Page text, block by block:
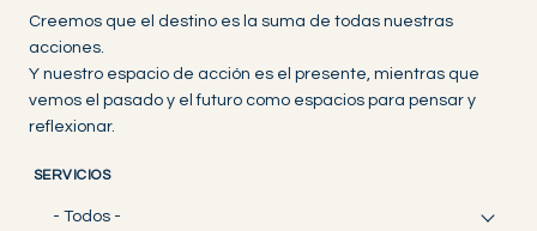
SERVICIOS
CONTEMPORARY ART
Creemos que el destino es la suma de todas nuestras
acciones.
Y nuestro espacio de acción es el presente, mientras que
vemos el pasado y el futuro como espacios para pensar y
reflexionar.
SERVICIOS
- Todos -